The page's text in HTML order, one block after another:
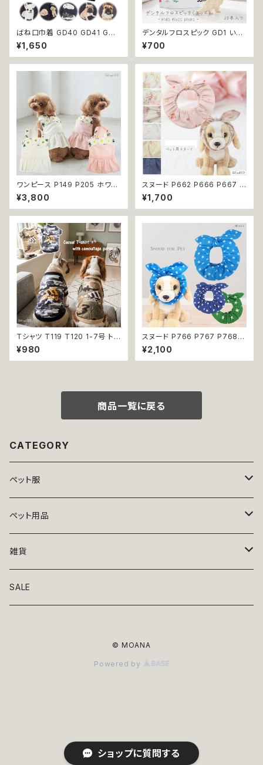
ショップに質問する
ばね口巾着 GD40 GD41 GD4
2 GD43 GD44 わんこポーチ
ポーチ デニム コットン チワワ柄
トイプードル柄 フレンチブルドッ
¥1,650
デンタルフロスピック GD1 いち
ごフレーバーデンタルフロス TH
E HUMBLE CO. 30本入り い
ちごフレーバー 恐竜 フロス 歯
¥700
ワンピース P149 P205 ホワイ
ト ピンク フラワー ハンドメイド
Bee パステル コットン dog ウ
ェア ドッグ ウェア ドッグウエア
の洋服 洋服 小型犬 中型犬 女
の子 スカート 花 蜂 ストーン ビ
ジュー アップリケ かわいい 可
愛い おしゃれ 送料無料 返品交
換不可
¥3,800
スヌード P662 P666 P667 P
670 P673 P674 P765 カチ
ューシャ 花柄 小花柄 バラ 薔薇
無地 濡れ防止 汚れ防止 ドッグ
ト 服 犬服 猫服 おしゃれ かわい
い 小型犬 返品交換不可
¥1,700
Ｔシャツ T119 T120 1-7号 トッ
プス 小型犬用 スポーティー カ
ジュアル 骨 ボーン グレー ベー
ジュ カモフラ 迷彩柄 ドックウェ
¥980
スヌード P766 P767 P768
カチューシャ うさ耳 たれ耳 うさ
みみ ドッグウェア ドッグ ウェア
ドッグウエア 犬 猫 ペット 服 犬
不可
¥2,100
商品一覧に戻る
CATEGORY
ペット服
トップス
ニット
アロハ
ボトムス
ワンピース
ペット用品
ベッド
リード・首輪
雑貨
アート
SALE
© MOANA
Powered by